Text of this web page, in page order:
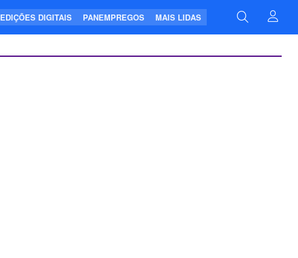
EDIÇÕES DIGITAIS PANEMPREGOS MAIS LIDAS